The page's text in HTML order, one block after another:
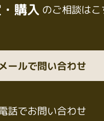
購入 のご相談はこ
話でお問い合わせ
ールで問い合わせ